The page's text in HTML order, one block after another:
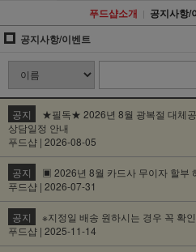
푸드샵소개 | 공지사항/
공지사항/이벤트
공지
★필독★ 2026년 8월 광복절 대체
상담일정 안내
푸드샵 | 2026-08-05
공지
▣ 2026년 8월 카드사 무이자 할부
푸드샵 | 2026-07-31
공지
※지정일 배송 원하시는 경우 꼭 확
푸드샵 | 2025-11-14